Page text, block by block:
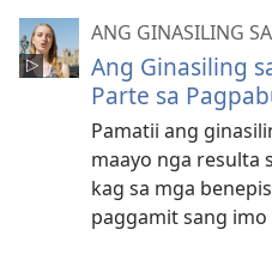
ANG GINASILING
Ang Ginasiling
Parte sa
Pamatii ang
maayo nga resulta
kag sa mga
paggamit sang imo